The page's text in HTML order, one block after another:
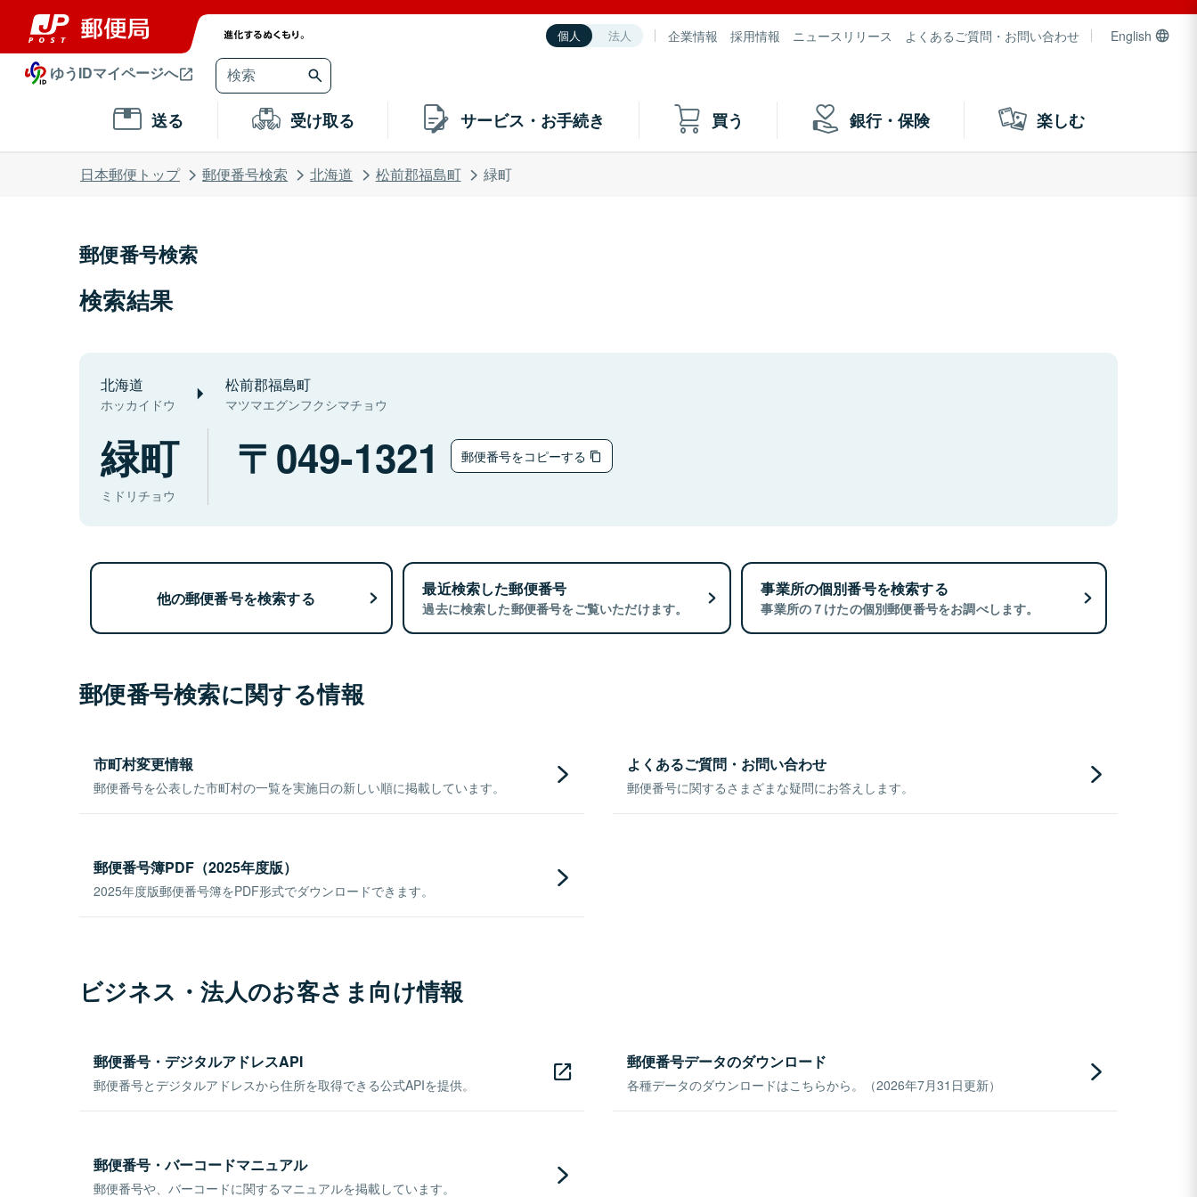
個人 法人 企業情報 採用情報 ニュースリリース よくあるご質問・お問い合わせ English
ゆうIDマイページへ
送る 受け取る サービス・お手続き 買う 銀行・保険 楽しむ
日本郵便トップ 郵便番号検索 北海道 松前郡福島町 緑町
郵便番号検索
検索結果
北海道
ホッカイドウ
松前郡福島町
マツマエグンフクシマチョウ
緑町
ミドリチョウ
049-1321 郵便番号をコピーする
他の郵便番号を検索する 最近検索した郵便番号
過去に検索した郵便番号をご覧いただけます。
事業所の個別番号を検索する
事業所の７けたの個別郵便番号をお調べします。
郵便番号検索に関する情報
市町村変更情報
郵便番号を公表した市町村の一覧を実施日の新しい順に掲載しています。
よくあるご質問・お問い合わせ
郵便番号に関するさまざまな疑問にお答えします。
郵便番号簿PDF（2025年度版）
2025年度版郵便番号簿をPDF形式でダウンロードできます。
ビジネス・法人のお客さま向け情報
郵便番号・デジタルアドレスAPI
郵便番号とデジタルアドレスから住所を取得できる公式APIを提供。
郵便番号データのダウンロード
各種データのダウンロードはこちらから。（2026年7月31日更新）
郵便番号・バーコードマニュアル
郵便番号や、バーコードに関するマニュアルを掲載しています。